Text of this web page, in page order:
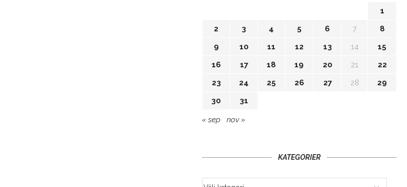
1
2
3 4 5 6 7
8
9
10 11 12 13 14
15
16
17 18 19 20 21
22
23
24 25 26 27 28
29
30
31
« sep nov »
KATEGORIER